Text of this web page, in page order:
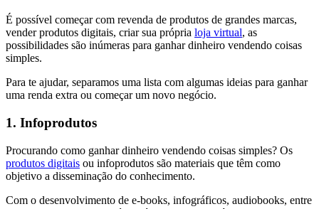
É possível começar com revenda de produtos de grandes marcas,
vender produtos digitais, criar sua própria loja virtual, as
possibilidades são inúmeras para ganhar dinheiro vendendo coisas
simples.
Para te ajudar, separamos uma lista com algumas ideias para ganhar
uma renda extra ou começar um novo negócio.
1. Infoprodutos
Procurando como ganhar dinheiro vendendo coisas simples? Os
produtos digitais ou infoprodutos são materiais que têm como
objetivo a disseminação do conhecimento.
Com o desenvolvimento de e-books, infográficos, audiobooks, entre